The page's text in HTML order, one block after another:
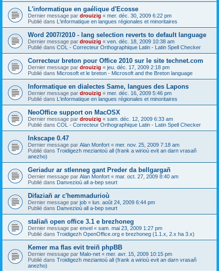
L'informatique en gaélique d'Ecosse
Dernier message par drouizig « mer. déc. 30, 2009 6:22 pm
Publié dans L'informatique en langues régionales et minoritaires
Word 2007/2010 - lang selection reverts to default language
Dernier message par drouizig « ven. déc. 18, 2009 10:38 am
Publié dans COL - Correcteur Orthographique Latin - Latin Spell Checker
Correcteur breton pour Office 2010 sur le site technet.com
Dernier message par drouizig « jeu. déc. 17, 2009 2:18 pm
Publié dans Microsoft et le breton - Microsoft and the Breton language
Informatique en dialectes Same, langues des Lapons
Dernier message par drouizig « mer. déc. 16, 2009 5:46 pm
Publié dans L'informatique en langues régionales et minoritaires
NeoOffice support on MacOSX
Dernier message par drouizig « sam. déc. 12, 2009 6:33 am
Publié dans COL - Correcteur Orthographique Latin - Latin Spell Checker
Inkscape 0.47
Dernier message par Alan Monfort « mer. nov. 25, 2009 7:18 am
Publié dans Troidigezh meziantoù all (frank a wirioù evit an darn vrasañ
anezho)
Geriadur ar stlenneg gant Preder da bellgargañ
Dernier message par Alan Monfort « mar. oct. 27, 2009 8:40 am
Publié dans Danvezioù all a-bep seurt
Difaziañ ar c'hemmadurioù
Dernier message par job « lun. août 24, 2009 6:44 pm
Publié dans Danvezioù all a-bep seurt
staliañ open office 3.1 e brezhoneg
Dernier message par envel « sam. mai 23, 2009 1:27 pm
Publié dans Troidigezh OpenOffice.org e brezhoneg (1.1.x, 2.x ha 3.x)
Kemer ma flas evit treiñ phpBB
Dernier message par Malo-net « mer. avr. 15, 2009 10:15 pm
Publié dans Troidigezh meziantoù all (frank a wirioù evit an darn vrasañ
anezho)